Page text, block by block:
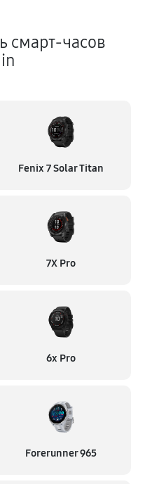
смарт-часов
Fenix 7 Solar Titan
7X Pro
6x Pro
Forerunner 965